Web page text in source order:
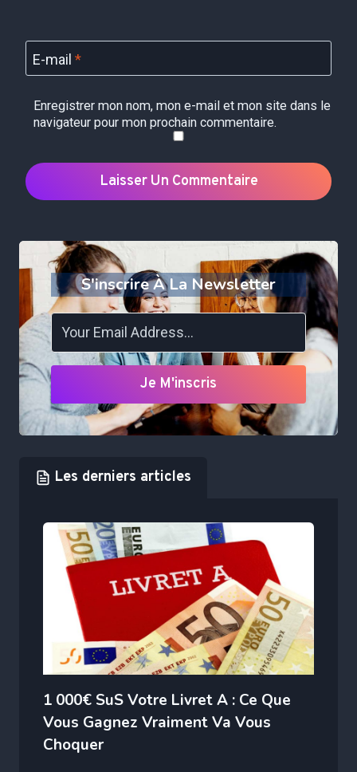
E-mail *
Enregistrer mon nom, mon e-mail et mon site dans le
navigateur pour mon prochain commentaire.
S'inscrire À La Newsletter
Je M'inscris
Les derniers articles
1 000€ SuS Votre Livret A : Ce Que
Vous Gagnez Vraiment Va Vous
Choquer